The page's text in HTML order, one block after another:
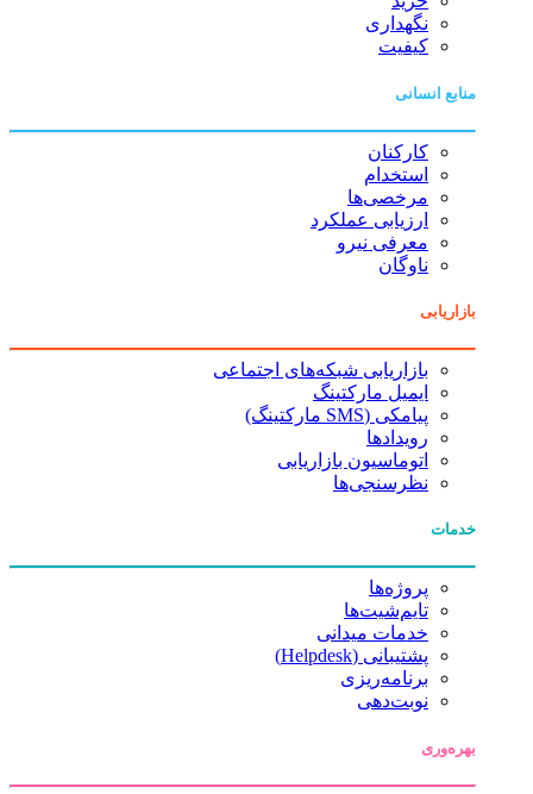
نگهداری
کیفیت
منابع انسانی
کارکنان
استخدام
مرخصی‌ها
ارزیابی عملکرد
معرفی نیرو
ناوگان
بازاریابی
بازاریابی شبکه‌های اجتماعی
ایمیل مارکتینگ
پیامکی (SMS مارکتینگ)
رویدادها
اتوماسیون بازاریابی
نظرسنجی‌ها
خدمات
پروژه‌ها
تایم‌شیت‌ها
خدمات میدانی
پشتیبانی (Helpdesk)
برنامه‌ریزی
نوبت‌دهی
بهره‌وری